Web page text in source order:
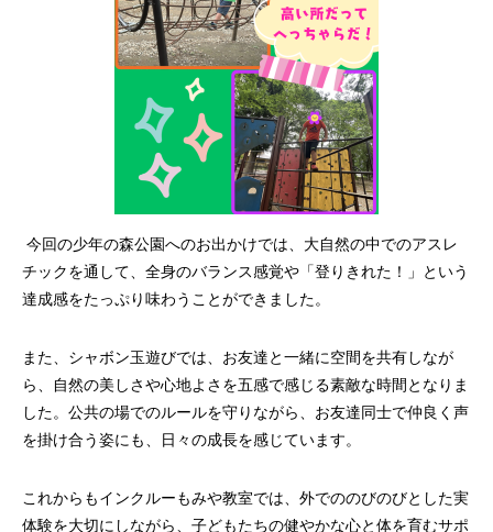
今回の少年の森公園へのお出かけでは、大自然の中でのアスレ
チックを通して、全身のバランス感覚や「登りきれた！」という
達成感をたっぷり味わうことができました。
また、シャボン玉遊びでは、お友達と一緒に空間を共有しなが
ら、自然の美しさや心地よさを五感で感じる素敵な時間となりま
した。公共の場でのルールを守りながら、お友達同士で仲良く声
を掛け合う姿にも、日々の成長を感じています。
これからもインクルーもみや教室では、外でののびのびとした実
体験を大切にしながら、子どもたちの健やかな心と体を育むサポ